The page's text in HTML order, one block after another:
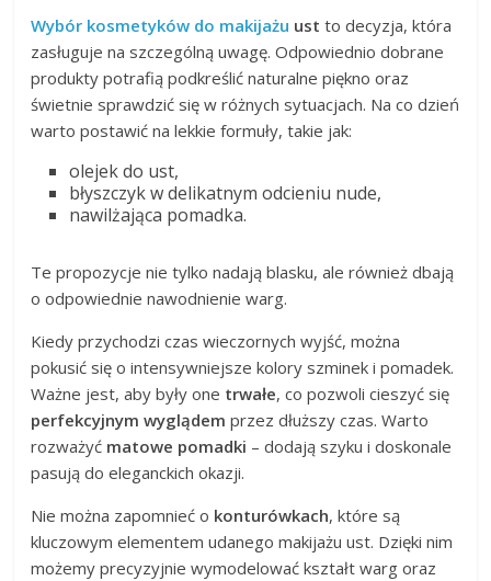
Wybór kosmetyków do makijażu ust to decyzja, która
zasługuje na szczególną uwagę. Odpowiednio dobrane
produkty potrafią podkreślić naturalne piękno oraz
świetnie sprawdzić się w różnych sytuacjach. Na co dzień
warto postawić na lekkie formuły, takie jak:
olejek do ust,
błyszczyk w delikatnym odcieniu nude,
nawilżająca pomadka.
Te propozycje nie tylko nadają blasku, ale również dbają
o odpowiednie nawodnienie warg.
Kiedy przychodzi czas wieczornych wyjść, można
pokusić się o intensywniejsze kolory szminek i pomadek.
Ważne jest, aby były one trwałe, co pozwoli cieszyć się
perfekcyjnym wyglądem przez dłuższy czas. Warto
rozważyć matowe pomadki – dodają szyku i doskonale
pasują do eleganckich okazji.
Nie można zapomnieć o konturówkach, które są
kluczowym elementem udanego makijażu ust. Dzięki nim
możemy precyzyjnie wymodelować kształt warg oraz